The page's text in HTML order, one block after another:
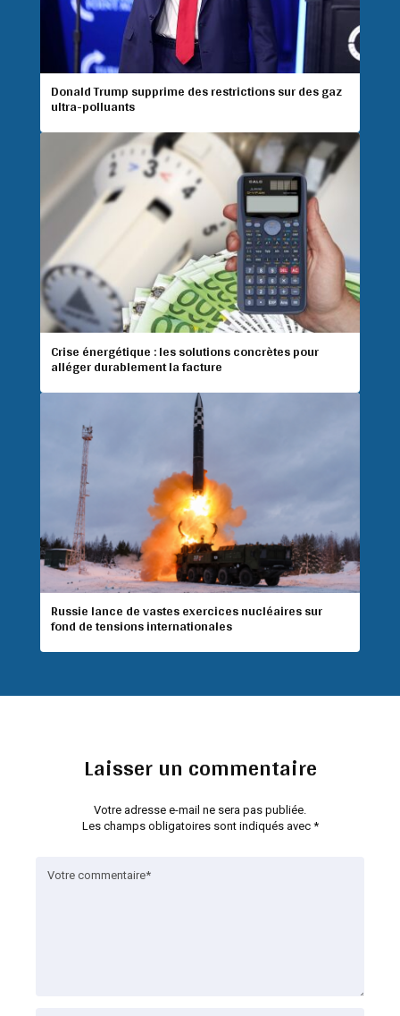
Donald Trump supprime des restrictions sur des gaz
ultra-polluants
Crise énergétique : les solutions concrètes pour
alléger durablement la facture
Russie lance de vastes exercices nucléaires sur
fond de tensions internationales
Laisser un commentaire
Votre adresse e-mail ne sera pas publiée.
Les champs obligatoires sont indiqués avec *